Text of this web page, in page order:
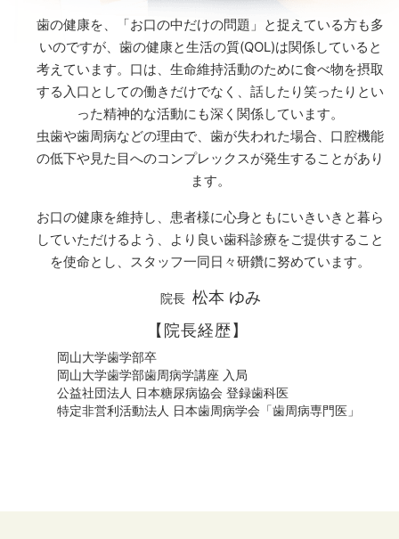
歯の健康を、「お口の中だけの問題」と捉えている方も多
いのですが、歯の健康と生活の質(QOL)は関係していると
考えています。口は、生命維持活動のために食べ物を摂取
する入口としての働きだけでなく、話したり笑ったりとい
った精神的な活動にも深く関係しています。
虫歯や歯周病などの理由で、歯が失われた場合、口腔機能
の低下や見た目へのコンプレックスが発生することがあり
ます。
お口の健康を維持し、患者様に心身ともにいきいきと暮ら
していただけるよう、より良い歯科診療をご提供すること
を使命とし、スタッフ一同日々研鑽に努めています。
院長 松本 ゆみ
【院長経歴】
岡山大学歯学部卒
岡山大学歯学部歯周病学講座 入局
公益社団法人 日本糖尿病協会 登録歯科医
特定非営利活動法人 日本歯周病学会「歯周病専門医」